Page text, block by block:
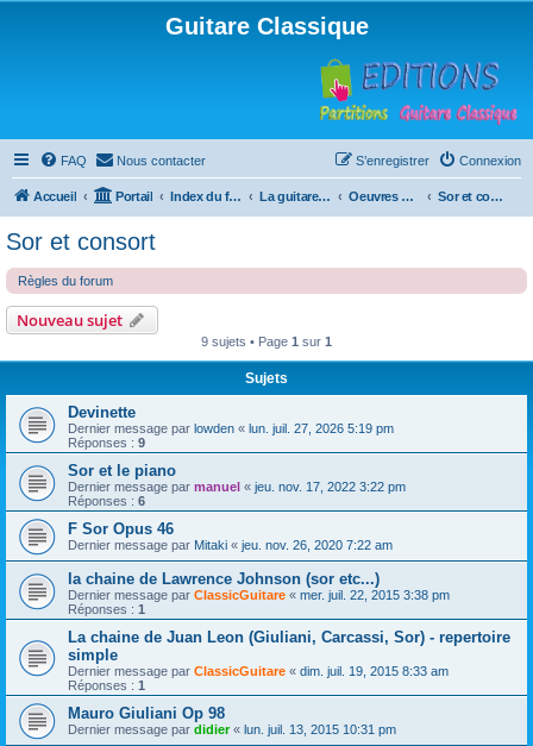
Guitare Classique
FAQ Nous contacter Connexion
S’enregistrer
Accueil Portail Index du forum La guitare : instrument, cours et théorie Oeuvres à la loupe Sor et consort
Sor et consort
Règles du forum
Nouveau sujet
9 sujets • Page 1 sur 1
Sujets
Devinette
Dernier message par lowden « lun. juil. 27, 2026 5:19 pm
Réponses : 9
Sor et le piano
Dernier message par manuel « jeu. nov. 17, 2022 3:22 pm
Réponses : 6
F Sor Opus 46
Dernier message par Mitaki « jeu. nov. 26, 2020 7:22 am
la chaine de Lawrence Johnson (sor etc...)
Dernier message par ClassicGuitare « mer. juil. 22, 2015 3:38 pm
Réponses : 1
La chaine de Juan Leon (Giuliani, Carcassi, Sor) - repertoire
simple
Dernier message par ClassicGuitare « dim. juil. 19, 2015 8:33 am
Réponses : 1
Mauro Giuliani Op 98
Dernier message par didier« lun. juil. 13, 2015 10:31 pm